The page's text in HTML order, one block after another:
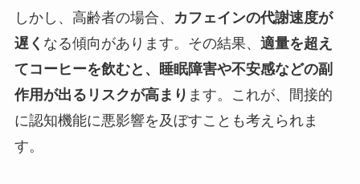
しかし、高齢者の場合、
カフェインの代謝速度が
遅く なる傾向があります。その結果、 適量を超え
てコーヒーを飲むと、睡眠障害や不安感などの副
作用が出るリスクが高まり ます。これが、間接的
に認知機能に悪影響を及ぼすことも考えられま
す。